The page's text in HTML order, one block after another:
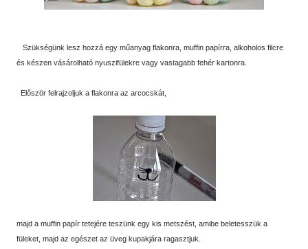
Szükségünk lesz hozzá egy műanyag flakonra, muffin papírra, alkoholos filcre
és készen vásárolható nyuszifülekre vagy vastagabb fehér kartonra.
Először felrajzoljuk a flakonra az arcocskát,
majd a muffin papír tetejére teszünk egy kis metszést, amibe beletesszük a
füleket, majd az egészet az üveg kupakjára ragasztjuk.